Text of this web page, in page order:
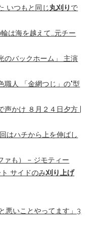
いつもと同じ丸刈り で
は海を越えて…元チー
のバックホーム」 主演
職人 「金網つじ」の"型
声かけ ８月２４日夕方 |
はハチから上を伸ばし
ァも） – ジモティー
ト サイドのみ刈り上げ
悪いことやってます」3